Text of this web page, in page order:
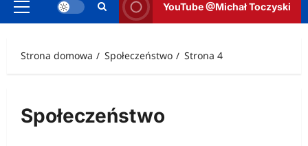
Menu
YouTube @Michał Toczyski
Strona domowa Społeczeństwo Strona 4
Społeczeństwo